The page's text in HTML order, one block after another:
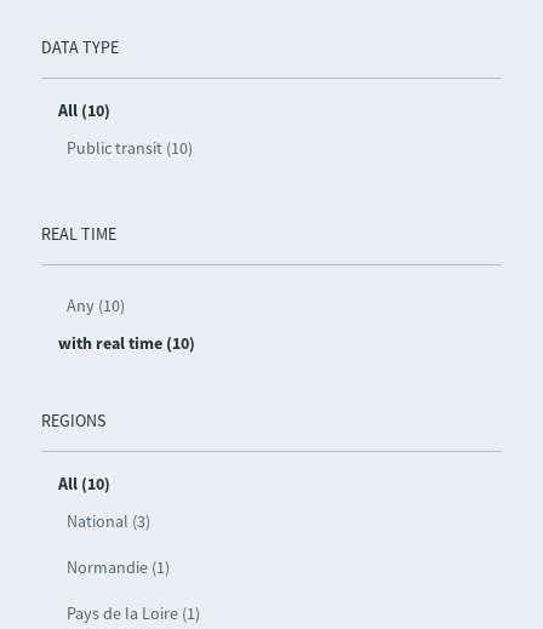
DATA TYPE
All (10)
Public transit (10)
REAL TIME
Any (10)
with real time (10)
REGIONS
All (10)
National (3)
Normandie (1)
Pays de la Loire (1)